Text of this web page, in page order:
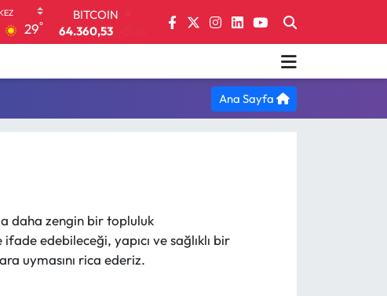
29°
BITCOIN
64.360,53
DOLAR
EURO
Ana Sayfa
daha zengin bir topluluk
edebileceği, yapıcı ve sağlıklı bir
uymasını rica ederiz.